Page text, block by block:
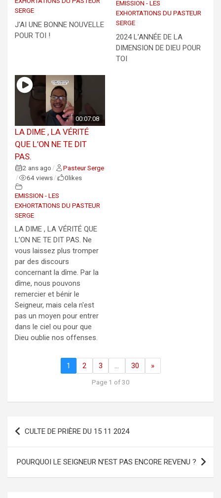
SERGE
J'AI UNE BONNE NOUVELLE
POUR TOI !
EMISSION - LES
EXHORTATIONS DU PASTEUR
SERGE
2024 L’ANNÉE DE LA
DIMENSION DE DIEU POUR
TOI
00:07:08
LA DIME , LA VÉRITÉ
QUE L’ON NE TE DIT
PAS.
2 ans ago / Pasteur Serge
/ 64 views / 0likes
EMISSION - LES
EXHORTATIONS DU PASTEUR
SERGE
LA DIME , LA VÉRITÉ QUE
L’ON NE TE DIT PAS. Ne
vous laissez plus tromper
par des discours
concernant la dîme. Par la
dîme, nous pouvons
remercier et bénir le
Seigneur, mais cela n'est
pas un moyen pour entrer
dans le ciel ou pour que
Dieu oublie nos offenses.
1 2 3 … 30 »
Page 1 of 30
Navigation
de
l’article
CULTE DE PRIÈRE DU 15 11 2024
POURQUOI LE SEIGNEUR N’EST PAS ENCORE REVENU ?